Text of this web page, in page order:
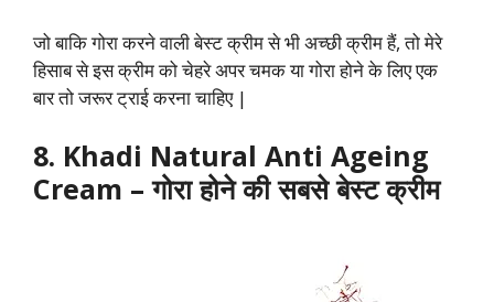
जो बाकि गोरा करने वाली बेस्ट क्रीम से भी अच्छी क्रीम हैं, तो मेरे
हिसाब से इस क्रीम को चेहरे अपर चमक या गोरा होने के लिए एक
बार तो जरूर ट्राई करना चाहिए |
8. Khadi Natural Anti Ageing
Cream –गोरा होने की सबसे बेस्ट क्रीम